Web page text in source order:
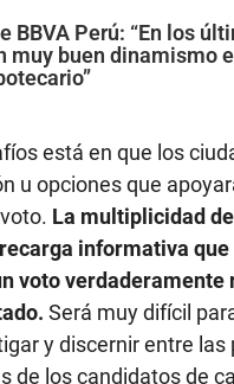
BBVA Perú: “En los
muy buen dinamismo
está en que los
u opciones que
La multiplicidad
informativa que
voto verdaderamente
Será muy difícil
y discernir entre las
de los candidatos de